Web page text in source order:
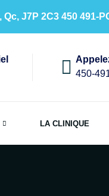
J7P 2C3 450 491-
450-
LA CLINIQUE